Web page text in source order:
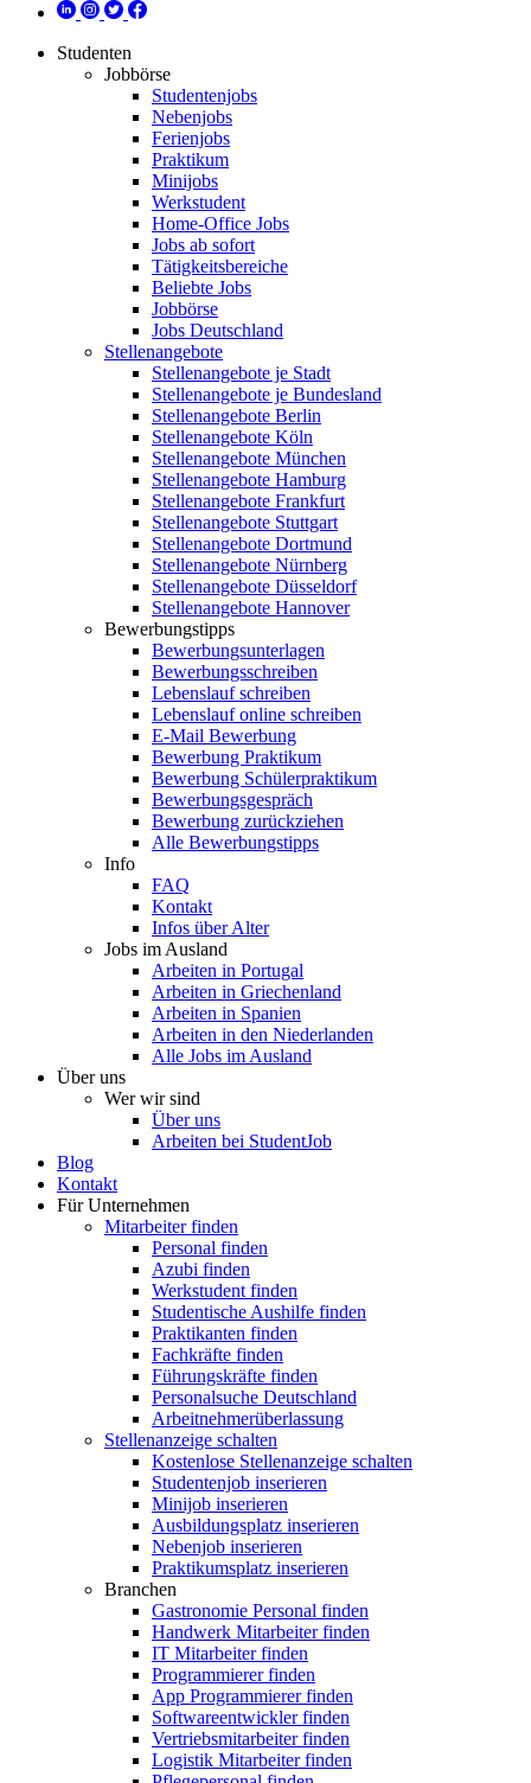
Studenten
Jobbörse
Studentenjobs
Nebenjobs
Ferienjobs
Praktikum
Minijobs
Werkstudent
Home-Office Jobs
Jobs ab sofort
Tätigkeitsbereiche
Beliebte Jobs
Jobbörse
Jobs Deutschland
Stellenangebote
Stellenangebote je Stadt
Stellenangebote je Bundesland
Stellenangebote Berlin
Stellenangebote Köln
Stellenangebote München
Stellenangebote Hamburg
Stellenangebote Frankfurt
Stellenangebote Stuttgart
Stellenangebote Dortmund
Stellenangebote Nürnberg
Stellenangebote Düsseldorf
Stellenangebote Hannover
Bewerbungstipps
Bewerbungsunterlagen
Bewerbungsschreiben
Lebenslauf schreiben
Lebenslauf online schreiben
E-Mail Bewerbung
Bewerbung Praktikum
Bewerbung Schülerpraktikum
Bewerbungsgespräch
Bewerbung zurückziehen
Alle Bewerbungstipps
Info
FAQ
Kontakt
Infos über Alter
Jobs im Ausland
Arbeiten in Portugal
Arbeiten in Griechenland
Arbeiten in Spanien
Arbeiten in den Niederlanden
Alle Jobs im Ausland
Über uns
Wer wir sind
Über uns
Arbeiten bei StudentJob
Blog
Kontakt
Für Unternehmen
Mitarbeiter finden
Personal finden
Azubi finden
Werkstudent finden
Studentische Aushilfe finden
Praktikanten finden
Fachkräfte finden
Führungskräfte finden
Personalsuche Deutschland
Arbeitnehmerüberlassung
Stellenanzeige schalten
Kostenlose Stellenanzeige schalten
Studentenjob inserieren
Minijob inserieren
Ausbildungsplatz inserieren
Nebenjob inserieren
Praktikumsplatz inserieren
Branchen
Gastronomie Personal finden
Handwerk Mitarbeiter finden
IT Mitarbeiter finden
Programmierer finden
App Programmierer finden
Softwareentwickler finden
Vertriebsmitarbeiter finden
Logistik Mitarbeiter finden